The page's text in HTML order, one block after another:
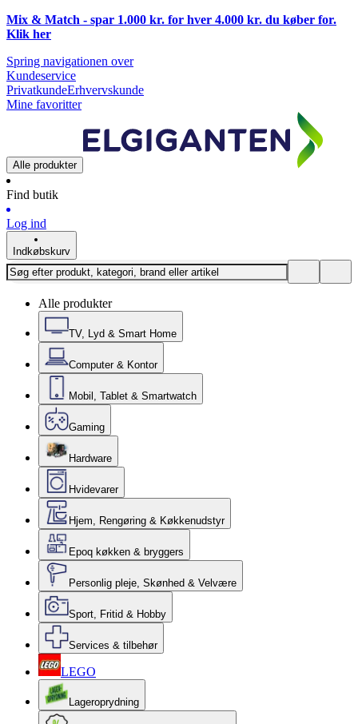
Mix & Match - spar 1.000 kr. for hver 4.000 kr. du køber for.
Klik her
Spring navigationen over
Kundeservice
PrivatkundeErhvervskunde
Mine favoritter
Alle produkter
Find butik
Log ind
Indkøbskurv
Alle produkter
TV, Lyd & Smart Home
Computer & Kontor
Mobil, Tablet & Smartwatch
Gaming
Hardware
Hvidevarer
Hjem, Rengøring & Køkkenudstyr
Epoq køkken & bryggers
Personlig pleje, Skønhed & Velvære
Sport, Fritid & Hobby
Services & tilbehør
LEGO
Lageroprydning